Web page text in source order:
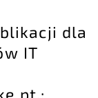
dla
IT
pt.: